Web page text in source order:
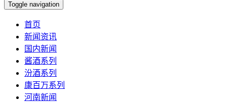
Toggle navigation
首页
新闻资讯
国内新闻
酱酒系列
汾酒系列
康百万系列
河南新闻